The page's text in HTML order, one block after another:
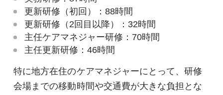
更新研修（初回）：88時間
更新研修（2回目以降）：32時間
主任ケアマネジャー研修：70時間
主任更新研修：46時間
特に地方在住のケアマネジャーにとって、研修
会場までの移動時間や交通費が大きな負担とな